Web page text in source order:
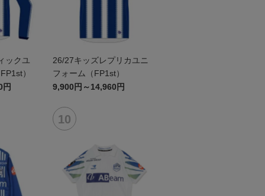
ックユ
）
円
26/27キッズレプリカユニ
フォーム（FP1st）
9,900円～14,960円